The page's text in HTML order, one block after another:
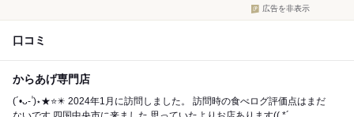
広告を非表示
口コミ
からあげ専門店
(´•ᴗ- ॑)⋆★⭐✴️ 2024年1月に訪問しました。 訪問時の食べログ評価点はまだ